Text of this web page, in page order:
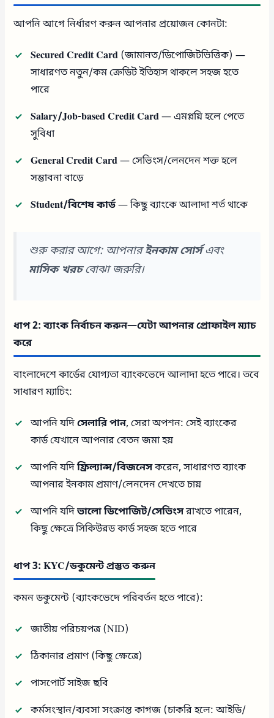
আপনি আগে নির্ধারণ করুন আপনার প্রয়োজন কোনটা:
Secured Credit Card (জামানত/ডিপোজিটভিত্তিক) —
সাধারণত নতুন/কম ক্রেডিট ইতিহাস থাকলে সহজ হতে
পারে
Salary/Job-based Credit Card— এমপ্লয়ি হলে পেতে
সুবিধা
General Credit Card— সেভিংস/লেনদেন শক্ত হলে
সম্ভাবনা বাড়ে
Student/বিশেষ কার্ড— কিছু ব্যাংকে আলাদা শর্ত থাকে
শুরু করার আগে: আপনারইনকাম সোর্সএবং
মাসিক খরচবোঝা জরুরি।
ধাপ 2: ব্যাংক নির্বাচন করুন—যেটা আপনার প্রোফাইল ম্যাচ
করে
বাংলাদেশে কার্ডের যোগ্যতা ব্যাংকভেদে আলাদা হতে পারে। তবে
সাধারণ ম্যাচিং:
আপনি যদিসেলারি পান, সেরা অপশন: সেই ব্যাংকের
কার্ড যেখানে আপনার বেতন জমা হয়
আপনি যদিফ্রিল্যান্স/বিজনেসকরেন, সাধারণত ব্যাংক
আপনার ইনকাম প্রমাণ/লেনদেন দেখতে চায়
আপনি যদিভালো ডিপোজিট/সেভিংসরাখতে পারেন,
কিছু ক্ষেত্রে সিকিউরড কার্ড সহজ হতে পারে
ধাপ 3: KYC/ডকুমেন্ট প্রস্তুত করুন
কমন ডকুমেন্ট (ব্যাংকভেদে পরিবর্তন হতে পারে):
জাতীয় পরিচয়পত্র (NID)
ঠিকানার প্রমাণ (কিছু ক্ষেত্রে)
পাসপোর্ট সাইজ ছবি
কর্মসংস্থান/ব্যবসা সংক্রান্ত কাগজ (চাকরি হলে: আইডি/